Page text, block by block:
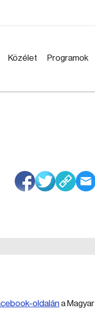
Közélet Programok
oldalána Magyar